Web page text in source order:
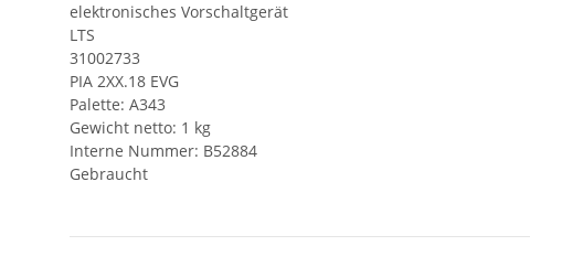
elektronisches Vorschaltgerät
LTS
31002733
PIA 2XX.18 EVG
Palette: A343
Gewicht netto: 1 kg
Interne Nummer: B52884
Gebraucht